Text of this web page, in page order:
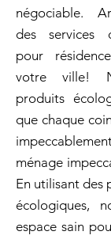
négociable.
des services
pour
votre ville!
produits
que chaque
ménage
En utilisant des
écologiques,
espace sain